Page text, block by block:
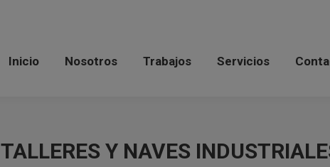
Inicio Nosotros Trabajos Servicios
TALLERES Y NAVES